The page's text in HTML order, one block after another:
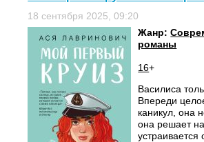
18 сентября 2025, 09:20
Жанр:
романы
16+
Василиса
Впереди
каникул, она
она решает
устраивается